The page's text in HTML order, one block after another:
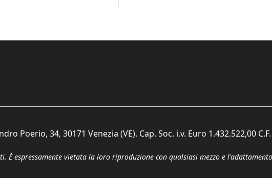
Poerio, 34, 30171 Venezia (VE). Cap. Soc. i.v. Euro 1.432.522,00 C.F.
espressamente vietata la loro riproduzione con qualsiasi mezzo e